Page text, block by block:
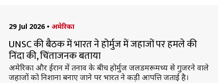
29 Jul 2026 • अमेरिका
UNSC की बैठक में भारत ने होर्मुज में जहाजों पर हमले की
निंदा की, चिंताजनक बताया
अमेरिका और ईरान में तनाव के बीच होर्मुज जलडमरूमध्य से गुजरने वाले
जहाजों को निशाना बनाए जाने पर भारत ने कड़ी आपत्ति जताई है।